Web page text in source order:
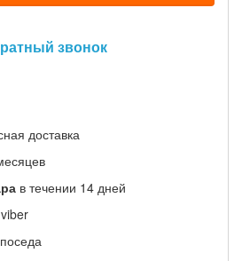
звонок
доставка
в течении 14 дней